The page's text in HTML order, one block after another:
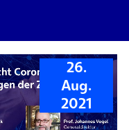
26.
Aug.
2021